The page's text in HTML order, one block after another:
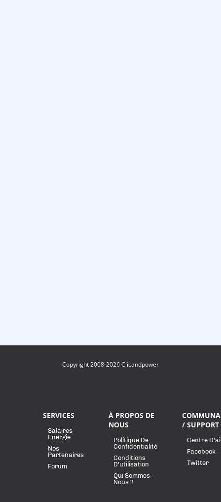
Copyright 2008-2026 Clicandpower
SERVICES
Salaires
Energie
Nos
Partenaires
Forum
À PROPOS DE
NOUS
Politique De
Confidentialité
Conditions
D'utilisation
Qui Sommes-
Nous ?
/ SUPPORT
Centre
Facebook
Twitter